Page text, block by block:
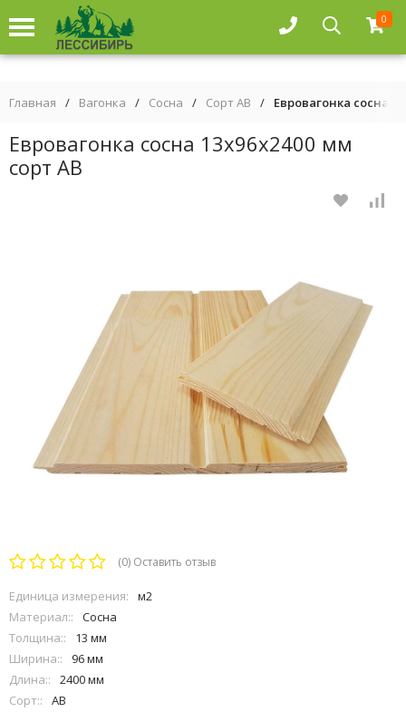
0
Главная / Вагонка / Сосна / Сорт АВ / Евровагонка сосна
Евровагонка сосна 13х96х2400 мм
сорт АВ
(0) Оставить отзыв
Единица измерения:
м2
Материал::
Сосна
Толщина::
13 мм
Ширина::
96 мм
Длина::
2400 мм
Сорт::
АВ